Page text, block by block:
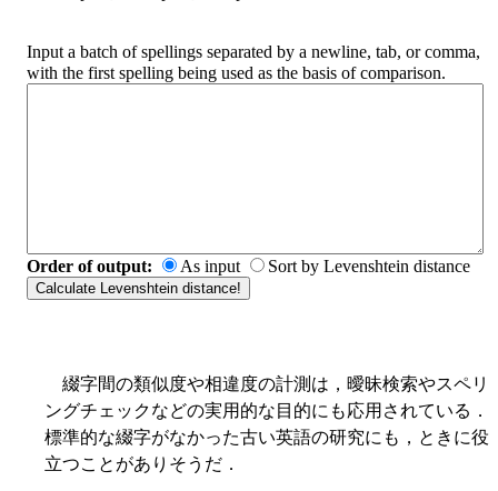
Input a batch of spellings separated by a newline, tab, or comma,
with the first spelling being used as the basis of comparison.
Order of output: As input Sort by Levenshtein distance
綴字間の類似度や相違度の計測は，曖昧検索やスペリ
ングチェックなどの実用的な目的にも応用されている．
標準的な綴字がなかった古い英語の研究にも，ときに役
立つことがありそうだ．